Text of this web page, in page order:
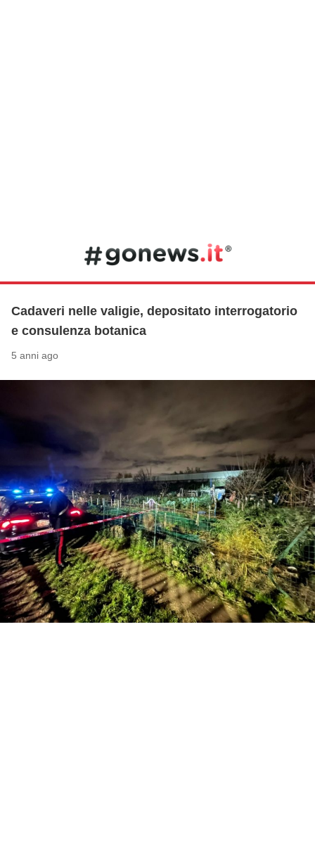
Cadaveri nelle valigie, depositato interrogatorio
e consulenza botanica
5 anni ago